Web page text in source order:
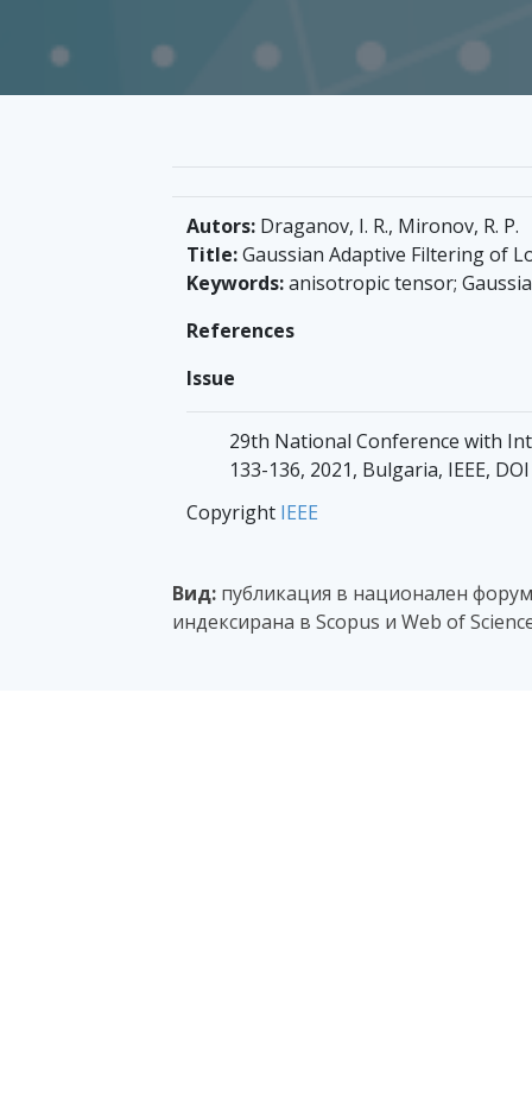
Autors: Draganov, I. R., Mironov, R. P.
Title:Gaussian Adaptive Filtering of
Keywords:anisotropic tensor;
References
Issue
29th National Conference with
133-136, 2021, Bulgaria, IEEE,
Copyright IEEE
Вид: публикация в национален
индексирана в Scopus и Web of